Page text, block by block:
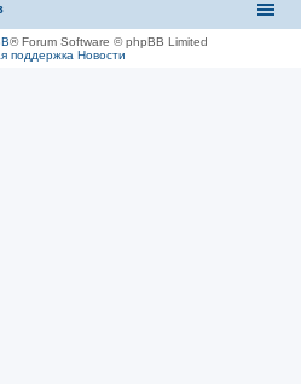
® Forum Software © phpBB Limited
поддержка Новости